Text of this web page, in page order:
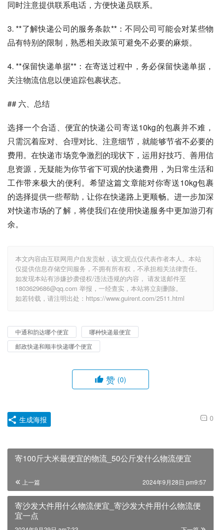
同时注意提供联系电话，方便快递员联系。
3. **了解快递公司的服务条款**：不同公司可能会对某些物
品有特别的限制，熟悉相关政策可避免不必要的麻烦。
4. **保留快递单据**：在寄送过程中，务必保留快递单据，
关注物流信息以便追踪包裹状态。
## 六、总结
选择一个合适、便宜的快递公司寄送10kg的包裹并不难，
只需沉着应对、合理对比、注意细节，就能够节省不必要的
费用。在快递市场竞争激烈的现状下，运用好技巧、善用信
息资源，无疑能为你节省下可观的快递费用，为日常生活和
工作带来极大的便利。希望这篇文章能对你寄送10kg包裹
的选择提供一些帮助，让你在快递路上更顺畅。进一步加深
对快递市场的了解，将使我们在使用快递服务中更加游刃有
余。
本文内容由互联网用户自发贡献，该文观点仅代表作者本人。本站
仅提供信息存储空间服务，不拥有所有权，不承担相关法律责任。
如发现本站有涉嫌抄袭侵权/违法违规的内容， 请发送邮件至
1803629686@qq.com 举报，一经查实，本站将立刻删除。
如若转载，请注明出处：https://www.guirent.com/2511.html
中通和韵达哪个便宜
哪种快递最便宜
邮政快递和顺丰快递哪个便宜
赞 (0)
0
生成海报
寄100斤大米最便宜的物流_50公斤发什么物流便宜
上一篇 2024年9月28日 pm9:57
寄沙发大件用什么物流便宜_寄沙发大件用什么物流便
宜一点